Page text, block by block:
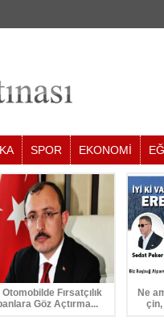
SPOR EKONOMİ
Otomobilde Fırsatçılık
Göz Açtırma...
Ne